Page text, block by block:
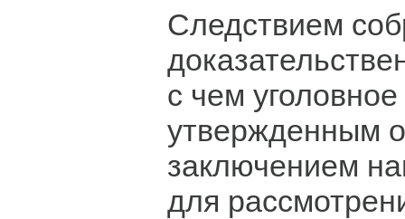
Следствием
с чем
утвержденным
заключением
для